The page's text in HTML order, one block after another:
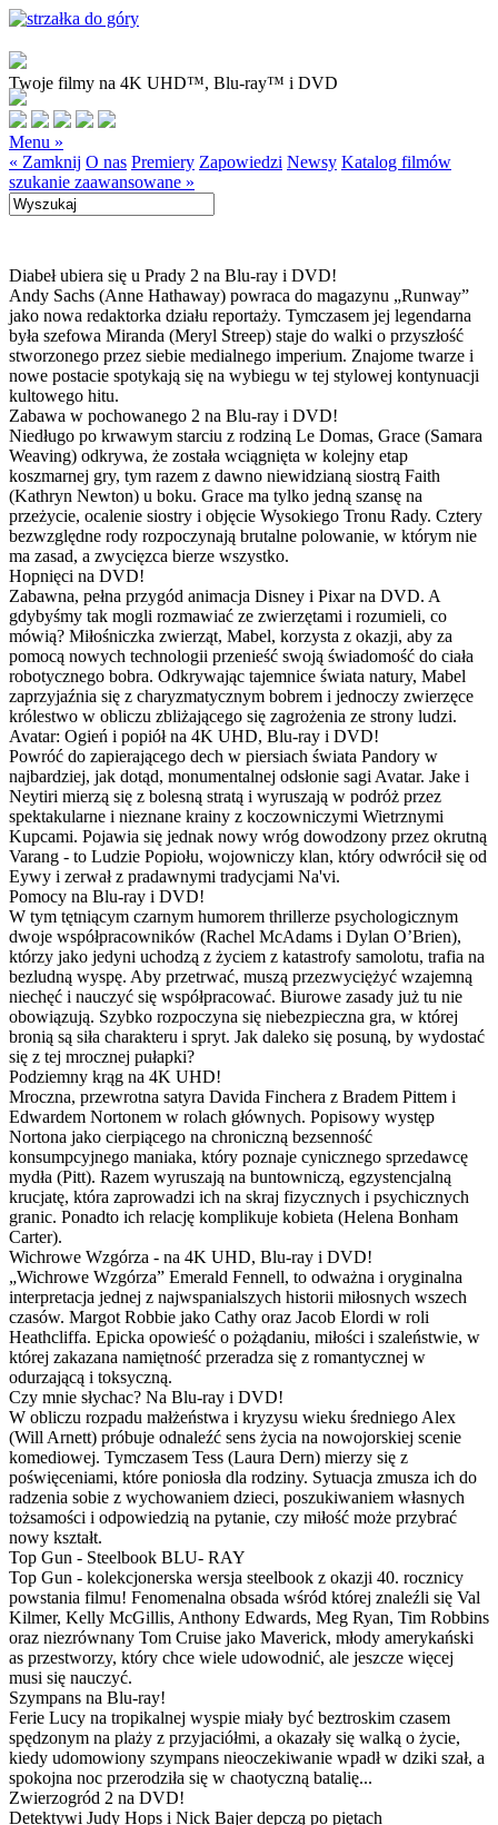
Twoje filmy na 4K UHD™, Blu-ray™ i DVD
Menu »
« Zamknij O nas Premiery Zapowiedzi Newsy Katalog filmów
szukanie zaawansowane »
Diabeł ubiera się u Prady 2 na Blu-ray i DVD!
Andy Sachs (Anne Hathaway) powraca do magazynu „Runway”
jako nowa redaktorka działu reportaży. Tymczasem jej legendarna
była szefowa Miranda (Meryl Streep) staje do walki o przyszłość
stworzonego przez siebie medialnego imperium. Znajome twarze i
nowe postacie spotykają się na wybiegu w tej stylowej kontynuacji
kultowego hitu.
Zabawa w pochowanego 2 na Blu-ray i DVD!
Niedługo po krwawym starciu z rodziną Le Domas, Grace (Samara
Weaving) odkrywa, że została wciągnięta w kolejny etap
koszmarnej gry, tym razem z dawno niewidzianą siostrą Faith
(Kathryn Newton) u boku. Grace ma tylko jedną szansę na
przeżycie, ocalenie siostry i objęcie Wysokiego Tronu Rady. Cztery
bezwzględne rody rozpoczynają brutalne polowanie, w którym nie
ma zasad, a zwycięzca bierze wszystko.
Hopnięci na DVD!
Zabawna, pełna przygód animacja Disney i Pixar na DVD. A
gdybyśmy tak mogli rozmawiać ze zwierzętami i rozumieli, co
mówią? Miłośniczka zwierząt, Mabel, korzysta z okazji, aby za
pomocą nowych technologii przenieść swoją świadomość do ciała
robotycznego bobra. Odkrywając tajemnice świata natury, Mabel
zaprzyjaźnia się z charyzmatycznym bobrem i jednoczy zwierzęce
królestwo w obliczu zbliżającego się zagrożenia ze strony ludzi.
Avatar: Ogień i popiół na 4K UHD, Blu-ray i DVD!
Powróć do zapierającego dech w piersiach świata Pandory w
najbardziej, jak dotąd, monumentalnej odsłonie sagi Avatar. Jake i
Neytiri mierzą się z bolesną stratą i wyruszają w podróż przez
spektakularne i nieznane krainy z koczowniczymi Wietrznymi
Kupcami. Pojawia się jednak nowy wróg dowodzony przez okrutną
Varang - to Ludzie Popiołu, wojowniczy klan, który odwrócił się od
Eywy i zerwał z pradawnymi tradycjami Na'vi.
Pomocy na Blu-ray i DVD!
W tym tętniącym czarnym humorem thrillerze psychologicznym
dwoje współpracowników (Rachel McAdams i Dylan O’Brien),
którzy jako jedyni uchodzą z życiem z katastrofy samolotu, trafia na
bezludną wyspę. Aby przetrwać, muszą przezwyciężyć wzajemną
niechęć i nauczyć się współpracować. Biurowe zasady już tu nie
obowiązują. Szybko rozpoczyna się niebezpieczna gra, w której
bronią są siła charakteru i spryt. Jak daleko się posuną, by wydostać
się z tej mrocznej pułapki?
Podziemny krąg na 4K UHD!
Mroczna, przewrotna satyra Davida Finchera z Bradem Pittem i
Edwardem Nortonem w rolach głównych. Popisowy występ
Nortona jako cierpiącego na chroniczną bezsenność
konsumpcyjnego maniaka, który poznaje cynicznego sprzedawcę
mydła (Pitt). Razem wyruszają na buntowniczą, egzystencjalną
krucjatę, która zaprowadzi ich na skraj fizycznych i psychicznych
granic. Ponadto ich relację komplikuje kobieta (Helena Bonham
Carter).
Wichrowe Wzgórza - na 4K UHD, Blu-ray i DVD!
„Wichrowe Wzgórza” Emerald Fennell, to odważna i oryginalna
interpretacja jednej z najwspanialszych historii miłosnych wszech
czasów. Margot Robbie jako Cathy oraz Jacob Elordi w roli
Heathcliffa. Epicka opowieść o pożądaniu, miłości i szaleństwie, w
której zakazana namiętność przeradza się z romantycznej w
odurzającą i toksyczną.
Czy mnie słychac? Na Blu-ray i DVD!
W obliczu rozpadu małżeństwa i kryzysu wieku średniego Alex
(Will Arnett) próbuje odnaleźć sens życia na nowojorskiej scenie
komediowej. Tymczasem Tess (Laura Dern) mierzy się z
poświęceniami, które poniosła dla rodziny. Sytuacja zmusza ich do
radzenia sobie z wychowaniem dzieci, poszukiwaniem własnych
tożsamości i odpowiedzią na pytanie, czy miłość może przybrać
nowy kształt.
Top Gun - Steelbook BLU- RAY
Top Gun - kolekcjonerska wersja steelbook z okazji 40. rocznicy
powstania filmu! Fenomenalna obsada wśród której znaleźli się Val
Kilmer, Kelly McGillis, Anthony Edwards, Meg Ryan, Tim Robbins
oraz niezrównany Tom Cruise jako Maverick, młody amerykański
as przestworzy, który chce wiele udowodnić, ale jeszcze więcej
musi się nauczyć.
Szympans na Blu-ray!
Ferie Lucy na tropikalnej wyspie miały być beztroskim czasem
spędzonym na plaży z przyjaciółmi, a okazały się walką o życie,
kiedy udomowiony szympans nieoczekiwanie wpadł w dziki szał, a
spokojna noc przerodziła się w chaotyczną batalię...
Zwierzogród 2 na DVD!
Detektywi Judy Hops i Nick Bajer depczą po piętach